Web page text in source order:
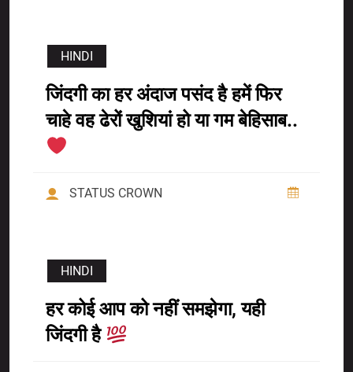
HINDI
जिंदगी का हर अंदाज पसंद है हमें फिर
चाहे वह ढेरों खुशियां हो या गम बेहिसाब..
STATUS CROWN
HINDI
हर कोई आप को नहीं समझेगा, यही
जिंदगी है